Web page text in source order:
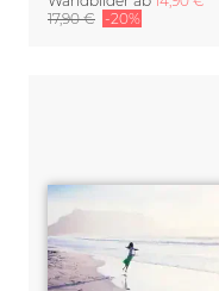
17,90 € -20%